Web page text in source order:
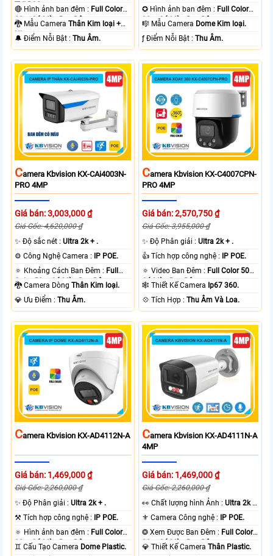
TVI BCS.
🔴 Hình ảnh ban đêm : Full Color
80m Có Màu Ban Ðêm.
🐉️ Mẫu CameraThân Kim loại +
Nhựa.
️🔔 Điểm Nỗi Bật :Thu Âm.
✪ Hình ảnh ban đêm : Full Color
30m Có Màu Ban Ðêm.
🎼️ Mẫu Camera Dome Kim loại.
️ƒ Điểm Nỗi Bật :Thu Âm.
CAmera Kbvision KX-CAi4003N-
PRO 4MP
Giá bán: 3,003,000 ₫
Giá Gốc: 4,620,000 ₫
✨ Độ sắc nét :Ultra 2k + .
⚙ Công Nghệ Camera :
IP POE.
🔅 Khoảng Cách Ban Đêm : Full
Color 50m Có Màu Ban Ðêm.
🐉️ Camera DòngThân Kim loại.
️💎 Ưu Điểm :Thu Âm.
CAmera Kbvision KX-C4007CPN-
PRO 4MP
Giá bán: 2,570,750 ₫
Giá Gốc: 3,955,000 ₫
✨ Độ Phân giải :Ultra 2k + .
👍 Tích hợp công nghệ :
IP POE.
🔅 Video Ban Đêm : Full Color 50m
Có Màu Ban Ðêm.
🕸️ Thiết Kế Camera Ip67 360.
️💠 Tích Hợp :Thu Âm Và Loa.
CAmera Kbvision KX-AD4112N-A
Giá bán: 1,469,000 ₫
Giá Gốc: 2,260,000 ₫
✨ Độ Phân giải :Ultra 2k + .
⚒ Tích hợp công nghệ : IP POE.
🔅 Hình ảnh ban đêm : Full Color
30m Có Màu Ban Ðêm.
♊ Cấu Tạo Camera Dome Plastic.
CAmera Kbvision KX-AD4111N-A
4MP
Giá bán: 1,469,000 ₫
Giá Gốc: 2,260,000 ₫
️👀 Chất lượng hình Ảnh :Ultra 2k +
⚜️ Camera Công nghệ : IP POE.
❂ Xem Được Ban Đêm : Full Color
30m Có Màu Ban Ðêm.
💎 Thiết Kế CameraThân Plastic.